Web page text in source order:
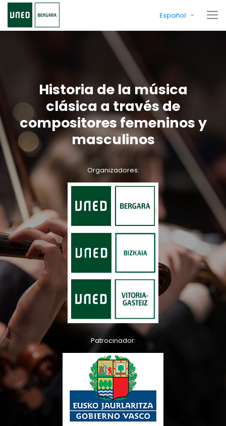
Español
Historia de la música
clásica a través de
compositores femeninos y
masculinos
Organizadores:
Patrocinador: